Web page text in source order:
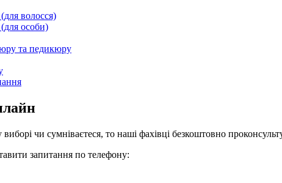
волосся)
особи)
та педикюру
чи сумніваєтеся, то наші фахівці безкоштовно
запитання по телефону: